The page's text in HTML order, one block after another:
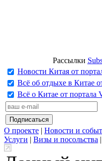
Рассылки
Новости Китая от
Всё об отдыхе в Китае
Всё о Китае от портала
О проекте | Новости и
Услуги | Визы и посольства |